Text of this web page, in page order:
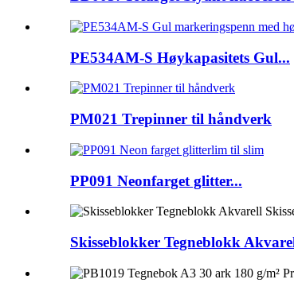
PE534AM-S Høykapasitets Gul...
PM021 Trepinner til håndverk
PP091 Neonfarget glitter...
Skisseblokker Tegneblokk